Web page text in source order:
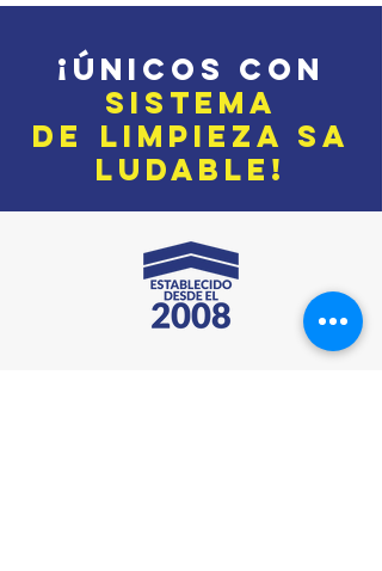
¡ÚNICOS con
SISTE MA
DE
LIMPIEZA SA
LUDABLE!